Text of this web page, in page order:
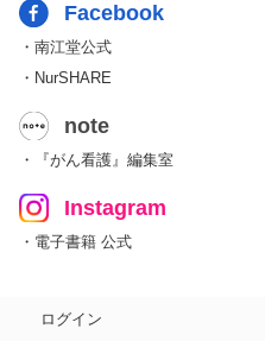
Facebook
・南江堂公式
・NurSHARE
note
・『がん看護』編集室
Instagram
・電子書籍 公式
ログイン